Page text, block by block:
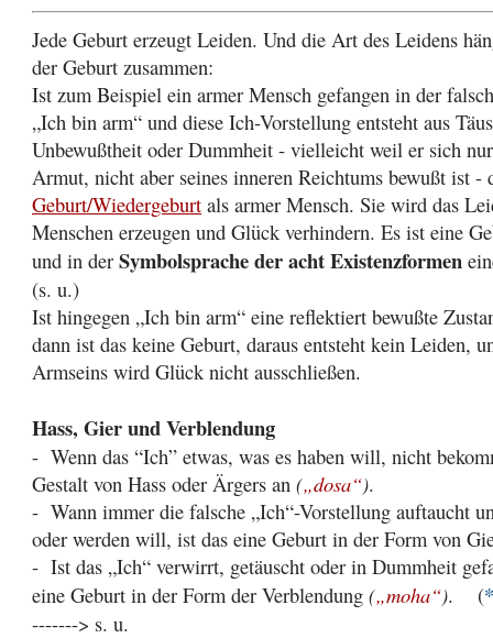
Jede Geburt erzeugt Leiden. Und die Art des Leidens
der Geburt zusammen:
Ist zum Beispiel ein armer Mensch gefangen in der
„Ich bin arm“ und diese Ich-Vorstellung entsteht aus
Unbewußtheit oder Dummheit - vielleicht weil er sich
Armut, nicht aber seines inneren Reichtums bewußt ist -
Geburt/Wiedergeburt als armer Mensch. Sie wird das
Menschen erzeugen und Glück verhindern. Es ist eine
und in der Symbolsprache der acht Existenzformen
(s. u.)
Ist hingegen „Ich bin arm“ eine reflektiert bewußte
dann ist das keine Geburt, daraus entsteht kein Leiden,
Armseins wird Glück nicht ausschließen.
Hass, Gier und Verblendung
- Wenn das “Ich” etwas, was es haben will, nicht
Gestalt von Hass oder Ärgers an („dosa“).
- Wann immer die falsche „Ich“-Vorstellung auftaucht
oder werden will, ist das eine Geburt in der Form von
- Ist das „Ich“ verwirrt, getäuscht oder in Dummheit
eine Geburt in der Form der Verblendung („moha“). (*
-------> s. u.